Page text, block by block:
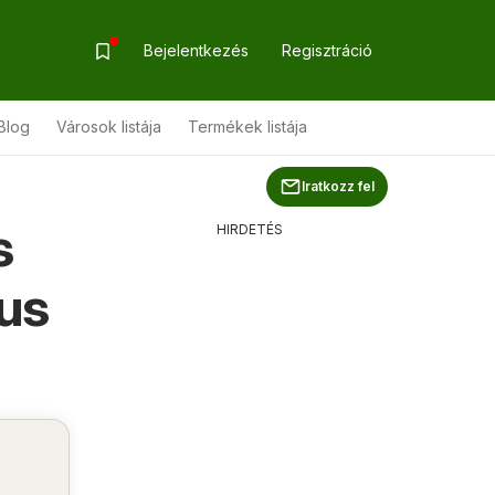
Bejelentkezés Regisztráció
Városok listája Termékek listája
Iratkozz fel
HIRDETÉS